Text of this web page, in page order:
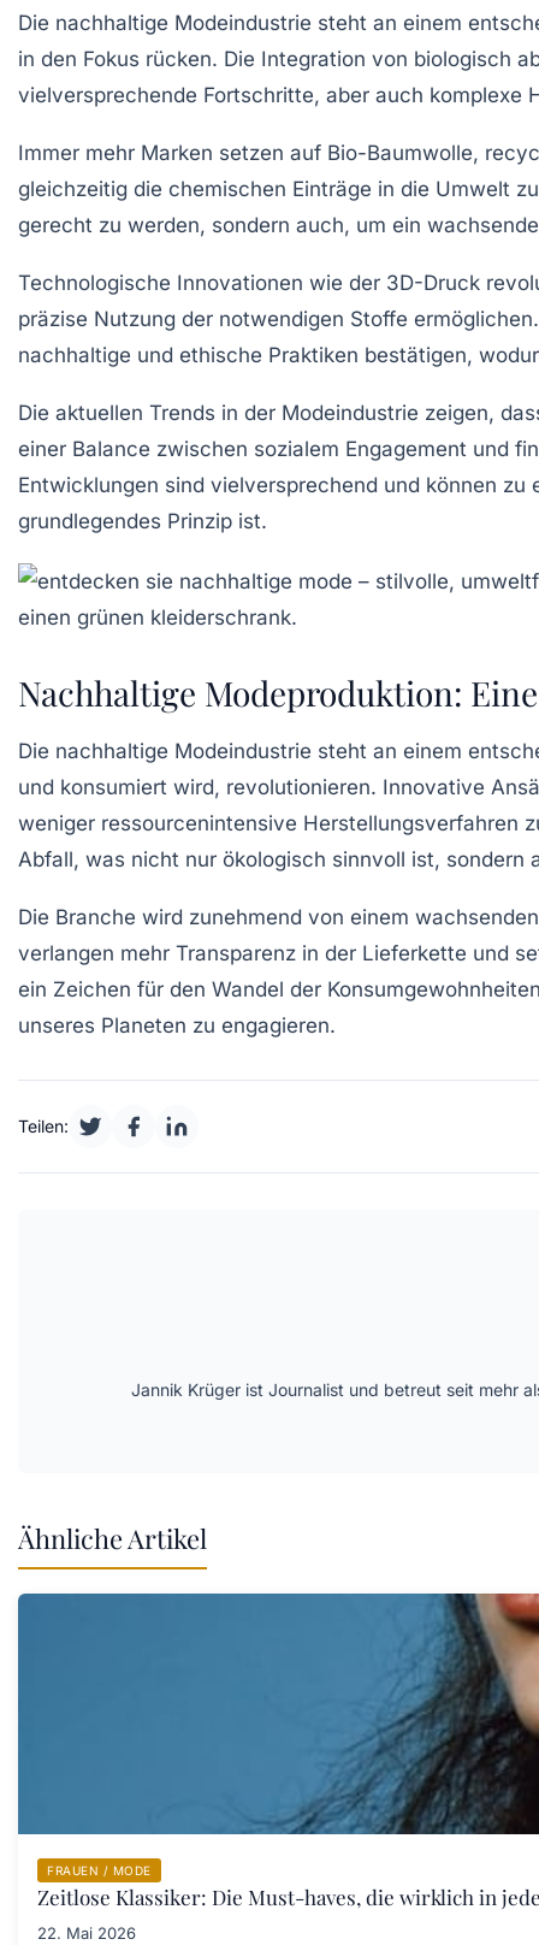
Die nachhaltige Modeindustrie steht an einem
in den Fokus rücken. Die Integration von biologisch
vielversprechende Fortschritte, aber auch komplexe
Immer mehr Marken setzen auf Bio-Baumwolle,
gleichzeitig die chemischen Einträge in die Umwelt
gerecht zu werden, sondern auch, um ein
Technologische Innovationen wie der 3D-Druck
präzise Nutzung der notwendigen Stoffe
nachhaltige und ethische Praktiken bestätigen,
Die aktuellen Trends in der Modeindustrie zeigen,
einer Balance zwischen sozialem Engagement und
Entwicklungen sind vielversprechend und können
grundlegendes Prinzip ist.
Nachhaltige Modeproduktion:
Die nachhaltige Modeindustrie steht an einem
und konsumiert wird, revolutionieren. Innovative
weniger ressourcenintensive Herstellungsverfahren
Abfall, was nicht nur ökologisch sinnvoll ist, sondern
Die Branche wird zunehmend von einem
verlangen mehr Transparenz in der Lieferkette und
ein Zeichen für den Wandel der
unseres Planeten zu engagieren.
Teilen:
Jannik Krüger ist Journalist und betreut seit mehr
Ähnliche Artikel
FRAUEN / MODE
Zeitlose Klassiker: Die Must-haves, die wirklich in
22. Mai 2026